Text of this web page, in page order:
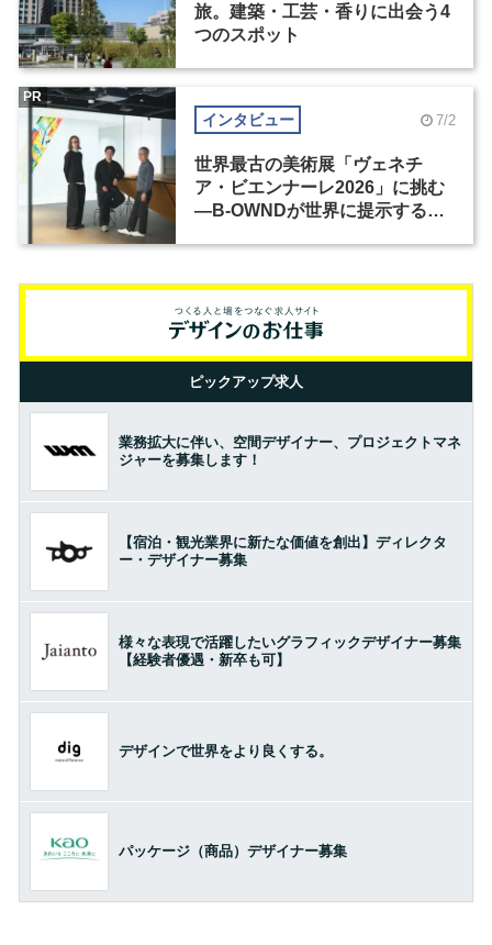
旅。建築・工芸・香りに出会う4
つのスポット
インタビュー 7/2
世界最古の美術展「ヴェネチ
ア・ビエンナーレ2026」に挑む
―B-OWNDが世界に提示する美
PR
ピックアップ求人
業務拡大に伴い、空間デザイナー、プロジェクトマネ
ジャーを募集します！
【宿泊・観光業界に新たな価値を創出】ディレクタ
ー・デザイナー募集
様々な表現で活躍したいグラフィックデザイナー募集
【経験者優遇・新卒も可】
デザインで世界をより良くする。
パッケージ（商品）デザイナー募集